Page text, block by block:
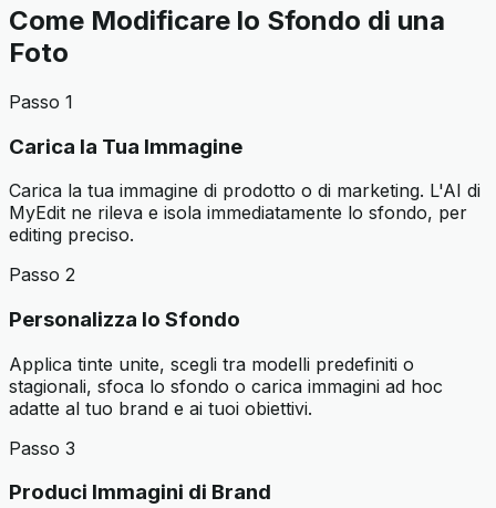
Come Modificare lo Sfondo di una
Foto
Passo 1
Carica la Tua Immagine
Carica la tua immagine di prodotto o di marketing. L'AI di
MyEdit ne rileva e isola immediatamente lo sfondo, per
editing preciso.
Passo 2
Personalizza lo Sfondo
Applica tinte unite, scegli tra modelli predefiniti o
stagionali, sfoca lo sfondo o carica immagini ad hoc
adatte al tuo brand e ai tuoi obiettivi.
Passo 3
Produci Immagini di Brand